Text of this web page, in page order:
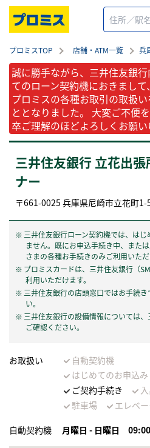
プロミスTOP 店舗・ATM一覧 兵
誠に勝手ながら、三井住友銀
てのローン契約機におきまし
プロミスの各種お取引の取扱
ととなりました。 大変ご不便
卒ご理解のほどよろしくお願い
三井住友銀行 立花出
ナー
〒661-0025 兵庫県尼崎市立花町1-
三井住友銀行ローン契約機では、は
ません。既にお申込手続き中、また
さまの各種お手続きのみご利用いただ
プロミスカードは、三井住友銀行（
利用いただけます。
三井住友銀行の店頭窓口ではお手続
い。
三井住友銀行の設備情報については
ご確認ください。
お取扱い
自動契約機
はじめてのお申込み
ご契約手続き
駐車場
エレベ
自動契約機 月曜日 - 日曜日